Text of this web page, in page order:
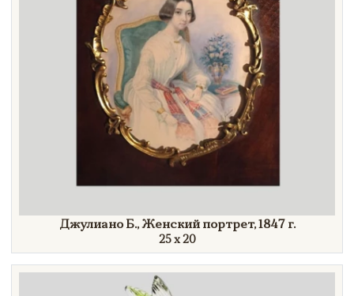
Джулиано Б., Женский портрет,1847 г.
25 х 20